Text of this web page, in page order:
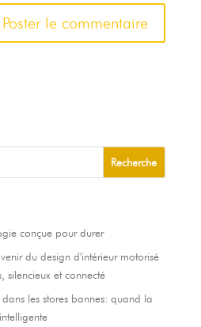
conçue pour durer
du design d'intérieur motorisé
silencieux et connecté
les stores bannes: quand la